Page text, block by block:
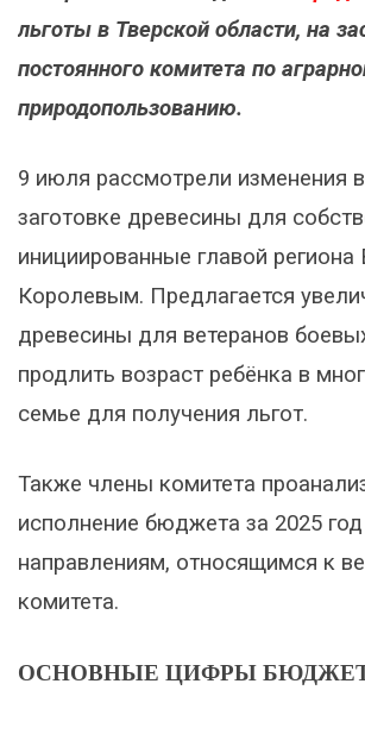
льготы в Тверской области, на
постоянного комитета по
природопользованию.
9 июля рассмотрели изменения
заготовке древесины для
инициированные главой региона
Королевым. Предлагается
древесины для ветеранов
продлить возраст ребёнка в
семье для получения льгот.
Также члены комитета
исполнение бюджета за 2025
направлениям, относящимся к
комитета.
ОСНОВНЫЕ ЦИФРЫ